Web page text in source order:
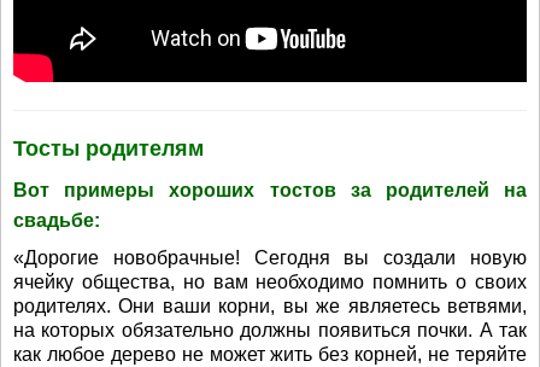
Тосты родителям
Вот примеры хороших тостов за родителей на
свадьбе:
«Дорогие новобрачные! Сегодня вы создали новую
ячейку общества, но вам необходимо помнить о своих
родителях. Они ваши корни, вы же являетесь ветвями,
на которых обязательно должны появиться почки. А так
как любое дерево не может жить без корней, не теряйте